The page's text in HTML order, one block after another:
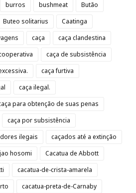
burros bushmeat
Butão
Buteo solitarius
Caatinga
caça
caça clandestina
caça de subsistência
caça furtiva
caça ilegal.
para obtenção de suas penas
caça por subsistência
ilegais
caçados até a extinção
hosomi
Cacatua de Abbott
cacatua-de-crista-amarela
cacatua-preta-de-Carnaby